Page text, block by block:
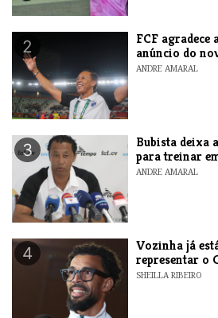
2
FCF agradece
anúncio do
ANDRE AMARAL
3
Bubista deixa
para treinar
ANDRE AMARAL
4
Vozinha já
representar o
SHEILLA RIBEIRO